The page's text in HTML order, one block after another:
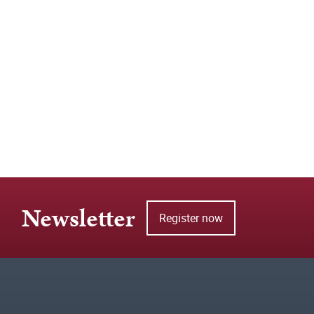
Newsletter Register now